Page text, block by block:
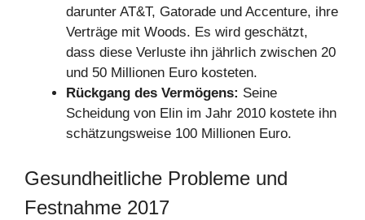
darunter AT&T, Gatorade und Accenture, ihre
Verträge mit Woods. Es wird geschätzt,
dass diese Verluste ihn jährlich zwischen 20
und 50 Millionen Euro kosteten.
Rückgang des Vermögens: Seine
Scheidung von Elin im Jahr 2010 kostete ihn
schätzungsweise 100 Millionen Euro.
Gesundheitliche Probleme und
Festnahme 2017